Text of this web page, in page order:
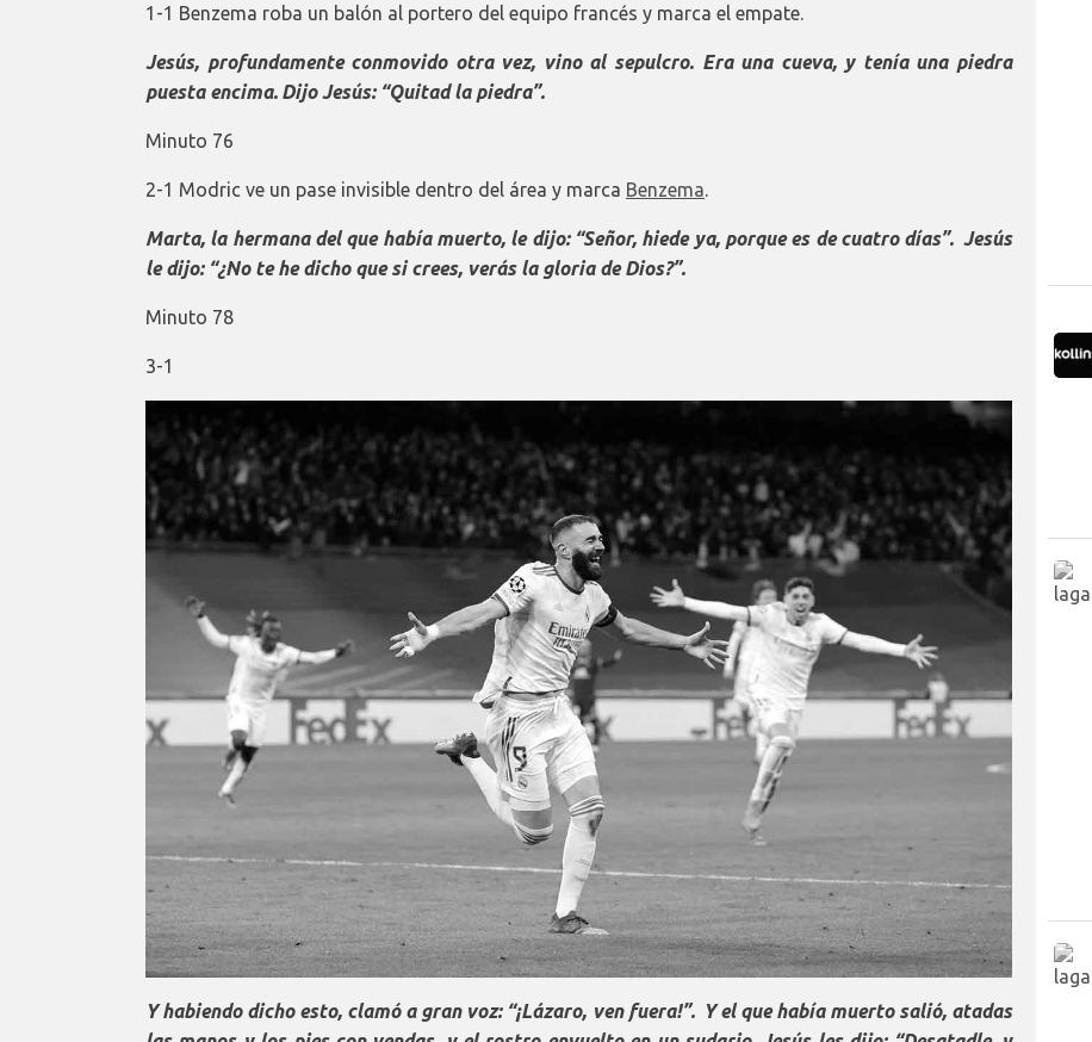
1-1 Benzema roba un balón al portero del equipo francés y marca el empate.
Jesús, profundamente conmovido otra vez, vino al sepulcro. Era una cueva, y tenía una piedra
puesta encima. Dijo Jesús: “Quitad la piedra”.
Minuto 76
2-1 Modric ve un pase invisible dentro del área y marca Benzema.
Marta, la hermana del que había muerto, le dijo: “Señor, hiede ya, porque es de cuatro días”. Jesús
le dijo: “¿No te he dicho que si crees, verás la gloria de Dios?”.
Minuto 78
3-1
Y habiendo dicho esto, clamó a gran voz: “¡Lázaro, ven fuera!”. Y el que había muerto salió, atadas